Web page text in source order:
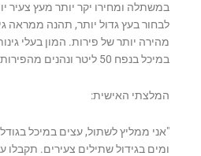
במשתלה ומחירו יקר יותר מעץ צעיר
לבחור בעץ גדול יותר, תהנה ממראה
מהירה יותר של פירות. המון בעלי
במיכל בנפח 50 ליטר ונהנים מהפירות כבר בעונה הראשונה.
המלצתי האישית:
ומים בגידול שתילים צעירים. תקבלו